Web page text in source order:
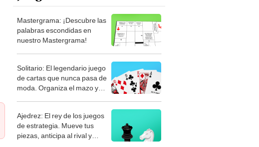
Mastergrama: ¡Descubre las
palabras escondidas en
nuestro Mastergrama!
Solitario: El legendario juego
de cartas que nunca pasa de
moda. Organiza el mazo y
Ajedrez: El rey de los juegos
de estrategia. Mueve tus
piezas, anticipa al rival y